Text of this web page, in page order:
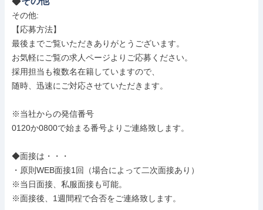
その他:
【応募方法】
最後までご覧いただきありがとうございます。
お気軽にご覧の求人ページよりご応募ください。
採用担当も複数名在籍していますので、
随時、迅速にご対応させていただきます。
※当社からの発信番号
0120か0800で始まる番号よりご連絡致します。
◆面接は・・・
・原則WEB面接1回（場合によって二次面接あり）
※当日面接、私服面接も可能。
※面接後、1週間程で合否をご連絡致します。